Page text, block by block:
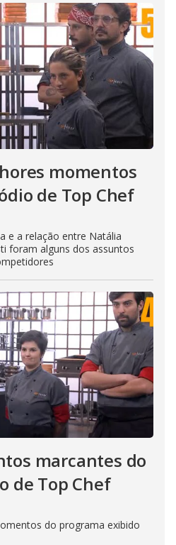
momentos
de Top Chef
e a relação entre Natália
foram alguns dos assuntos
marcantes do
de Top Chef
do programa exibido